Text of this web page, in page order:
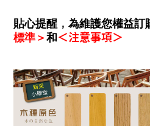
貼心提醒 ， 為維護您權益訂
標準＞和＜注意事項＞